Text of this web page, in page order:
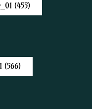
(455)
(566)